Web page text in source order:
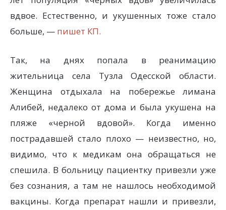
вдвое. Естественно, и укушенных тоже стало
больше, — пишет КП.
Так, на днях попала в реанимацию
жительница села Тузла Одесской области.
Женщина отдыхала на побережье лимана
Алибей, недалеко от дома и была укушена на
пляже «черной вдовой». Когда именно
пострадавшей стало плохо — неизвестно, но,
видимо, что к медикам она обращаться не
спешила. В больницу пациентку привезли уже
без сознания, а там не нашлось необходимой
вакцины. Когда препарат нашли и привезли,